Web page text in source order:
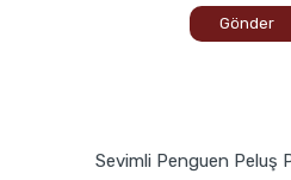
Gönder
Sevimli Penguen Peluş